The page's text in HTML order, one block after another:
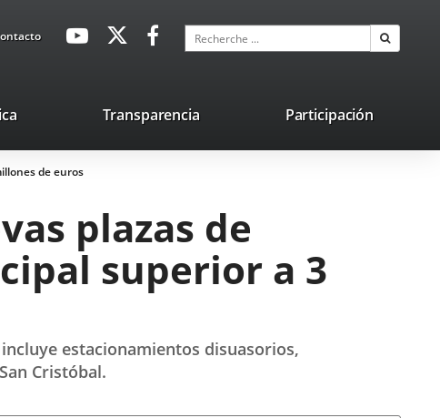
avaHeaderSocial
Enlace
externa.
Enlace
aplicación
externa.
Enlace
aplicación
externa.
Recherche
Enlace
una
aplicación
Transparencia Participación
de euros
plazas de
superior a 3
estacionamientos disuasorios,
Cristóbal.